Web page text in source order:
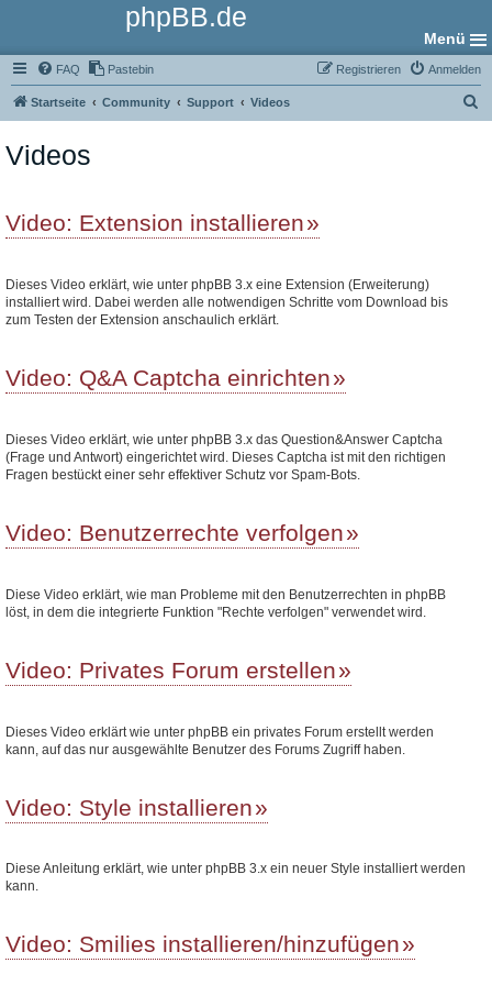
phpBB.de
Menü
FAQ Pastebin Anmelden
Registrieren
Startseite Community Support Videos
Videos
Video: Extension installieren
Dieses Video erklärt, wie unter phpBB 3.x eine Extension (Erweiterung)
installiert wird. Dabei werden alle notwendigen Schritte vom Download bis
zum Testen der Extension anschaulich erklärt.
Video: Q&A Captcha einrichten
Dieses Video erklärt, wie unter phpBB 3.x das Question&Answer Captcha
(Frage und Antwort) eingerichtet wird. Dieses Captcha ist mit den richtigen
Fragen bestückt einer sehr effektiver Schutz vor Spam-Bots.
Video: Benutzerrechte verfolgen
Diese Video erklärt, wie man Probleme mit den Benutzerrechten in phpBB
löst, in dem die integrierte Funktion "Rechte verfolgen" verwendet wird.
Video: Privates Forum erstellen
Dieses Video erklärt wie unter phpBB ein privates Forum erstellt werden
kann, auf das nur ausgewählte Benutzer des Forums Zugriff haben.
Video: Style installieren
Diese Anleitung erklärt, wie unter phpBB 3.x ein neuer Style installiert werden
kann.
Video: Smilies installieren/hinzufügen